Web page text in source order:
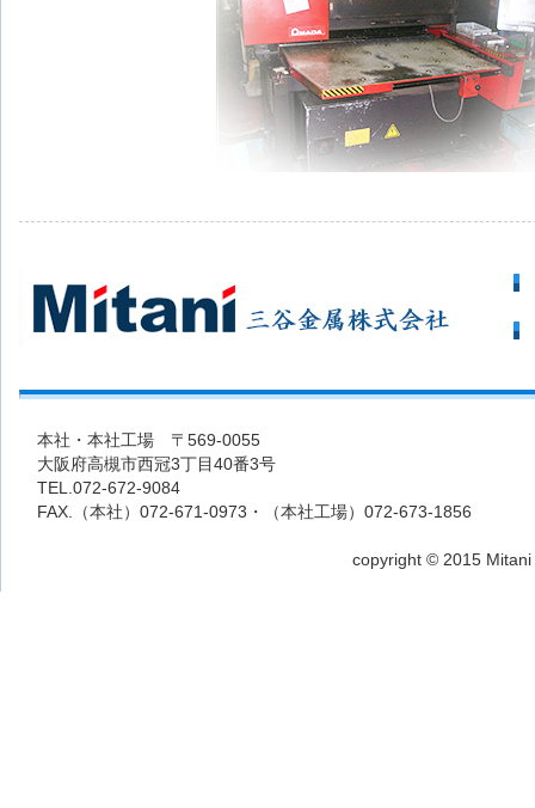
本社・本社工場 〒569-0055
大阪府高槻市西冠3丁目40番3号
TEL.072-672-9084
FAX.（本社）072-671-0973・（本社工場）072-673-1856
copyright © 2015